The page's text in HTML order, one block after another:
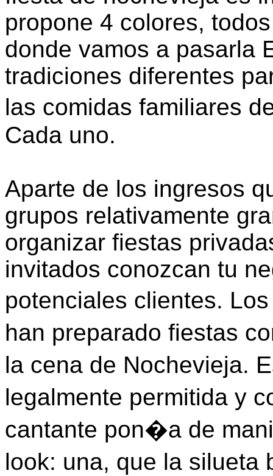
propone 4 colores,
donde vamos a pasarla
tradiciones diferentes
las comidas familiares
Cada uno.
Aparte de los ingresos
grupos relativamente
organizar fiestas
invitados conozcan tu
potenciales clientes.
han preparado fiestas
la cena de Nochevieja.
legalmente permitida y
cantante pon�a de
look: una, que la